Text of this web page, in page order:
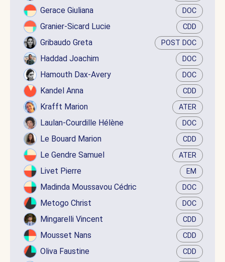
Gerace Giuliana DOC
Granier-Sicard Lucie CDD
Gribaudo Greta POST DOC
Haddad Joachim DOC
Hamouth Dax-Avery DOC
Kandel Anna CDD
Krafft Marion ATER
Laulan-Courdille Hélène DOC
Le Bouard Marion CDD
Le Gendre Samuel ATER
Livet Pierre EM
Madinda Moussavou Cédric DOC
Metogo Christ DOC
Mingarelli Vincent CDD
Mousset Nans CDD
Oliva Faustine CDD